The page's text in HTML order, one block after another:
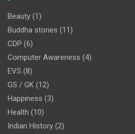
Beauty (1)
Buddha stories (11)
CDP (6)
Computer Awareness (4)
EVS (8)
GS / GK (12)
Happiness (3)
Health (10)
Indian History (2)